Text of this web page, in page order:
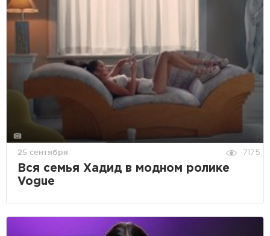
25 сентября 7175
Вся семья Хадид в модном ролике
Vogue